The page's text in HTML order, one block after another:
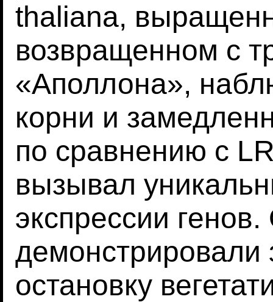
thaliana,
возвращенном с
«Аполлона»,
корни и
по сравнению с
вызывал
экспрессии
остановку